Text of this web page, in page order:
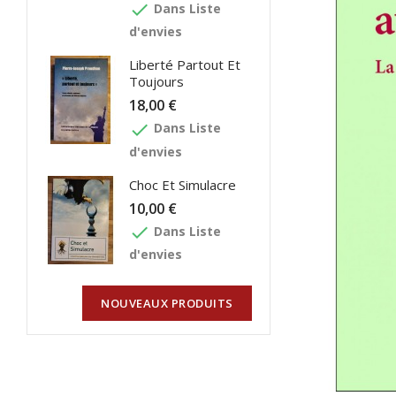
done Dans Liste
d'envies
Liberté Partout Et
Toujours
18,00 €
done Dans Liste
d'envies
Choc Et Simulacre
10,00 €
done Dans Liste
d'envies
NOUVEAUX PRODUITS